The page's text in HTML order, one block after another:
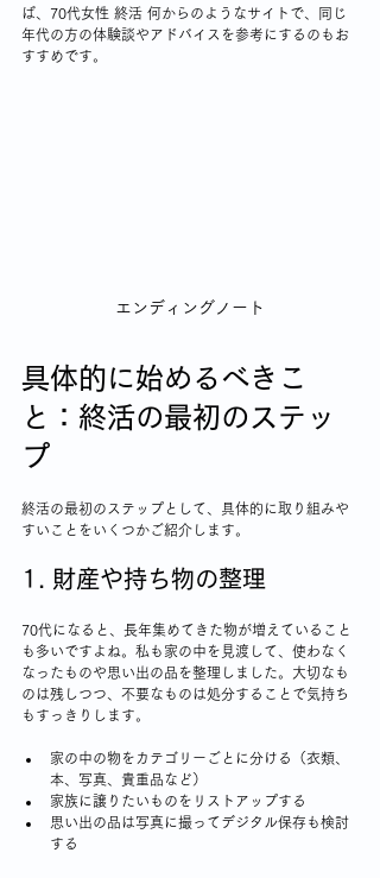
ば、70代女性 終活 何からのようなサイトで、同じ
年代の方の体験談やアドバイスを参考にするのもお
すすめです。
エンディングノート
具体的に始めるべきこ
と：終活の最初のステッ
プ
終活の最初のステップとして、具体的に取り組みや
すいことをいくつかご紹介します。
1. 財産や持ち物の整理
70代になると、長年集めてきた物が増えていること
も多いですよね。私も家の中を見渡して、使わなく
なったものや思い出の品を整理しました。大切なも
のは残しつつ、不要なものは処分することで気持ち
もすっきりします。
家の中の物をカテゴリーごとに分ける（衣類、
本、写真、貴重品など）
家族に譲りたいものをリストアップする
思い出の品は写真に撮ってデジタル保存も検討
する